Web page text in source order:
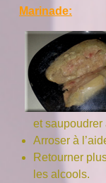
Marinade:
et saupoudrer
Arroser à
Retourner
les alcools.